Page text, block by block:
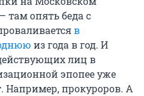
там опять беда с
в
из года в год. И
лиц в
эпопее уже
Например, прокуроров. А